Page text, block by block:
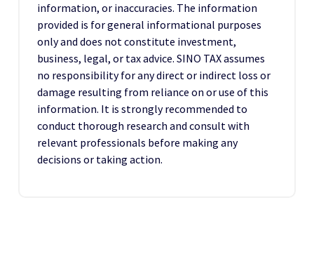
information, or inaccuracies. The information
provided is for general informational purposes
only and does not constitute investment,
business, legal, or tax advice. SINO TAX assumes
no responsibility for any direct or indirect loss or
damage resulting from reliance on or use of this
information. It is strongly recommended to
conduct thorough research and consult with
relevant professionals before making any
decisions or taking action.